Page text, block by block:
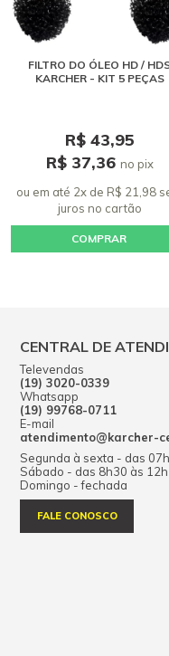
FILTRO DO ÓLEO HD /
KARCHER - KIT 5 PEÇAS
R$ 43,95
R$ 37,36 no pix
ou em até 2x de R$ 21,98
juros no cartão
COMPRAR
CENTRAL DE
Televendas
(19) 3020-0339
Whatsapp
(19) 99768-0711
E-mail
atendimento@karcher-
Segunda à sexta - das
Sábado - das 8h30 às
Domingo - fechada
FALE CONOSCO